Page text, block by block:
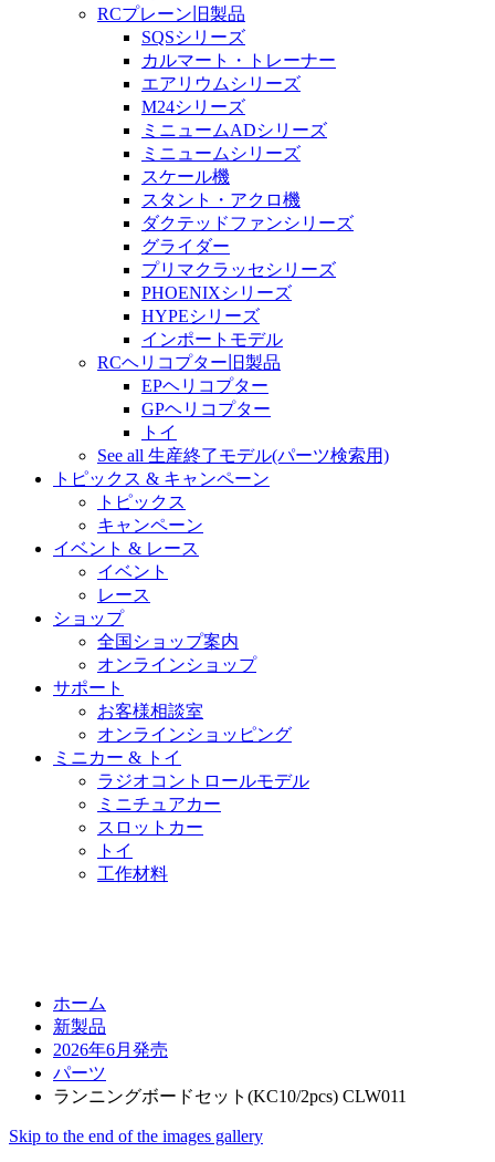
RCプレーン旧製品
SQSシリーズ
カルマート・トレーナー
エアリウムシリーズ
M24シリーズ
ミニュームADシリーズ
ミニュームシリーズ
スケール機
スタント・アクロ機
ダクテッドファンシリーズ
グライダー
プリマクラッセシリーズ
PHOENIXシリーズ
HYPEシリーズ
インポートモデル
RCヘリコプター旧製品
EPヘリコプター
GPヘリコプター
トイ
See all 生産終了モデル(パーツ検索用)
トピックス & キャンペーン
トピックス
キャンペーン
イベント & レース
イベント
レース
ショップ
全国ショップ案内
オンラインショップ
サポート
お客様相談室
オンラインショッピング
ミニカー & トイ
ラジオコントロールモデル
ミニチュアカー
スロットカー
トイ
工作材料
ホーム
新製品
2026年6月発売
パーツ
ランニングボードセット(KC10/2pcs) CLW011
Skip to the end of the images gallery